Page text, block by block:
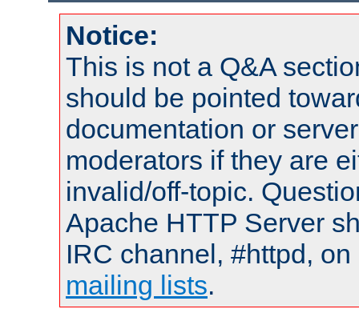
Notice:
This is not a Q&A
should be pointed
documentation or
moderators if they are
invalid/off-topic.
Apache HTTP Server
IRC channel, #httpd,
mailing lists.